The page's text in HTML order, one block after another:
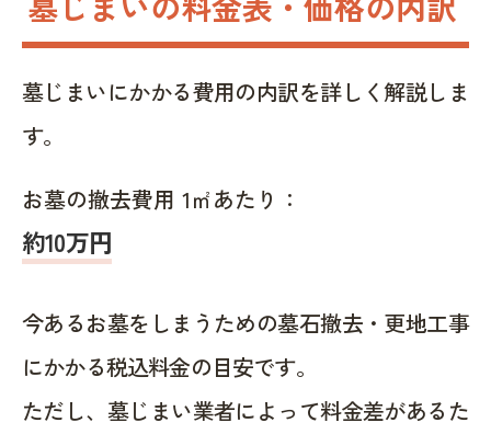
墓じまいにかかる費用の内訳を詳しく解説しま
す。
お墓の撤去費用 1㎡あたり：
約10万円
今あるお墓をしまうための墓石撤去・更地工事
にかかる税込料金の目安です。
ただし、墓じまい業者によって料金差があるた